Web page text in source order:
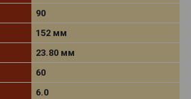
90
152 мм
23.80 мм
60
6.0